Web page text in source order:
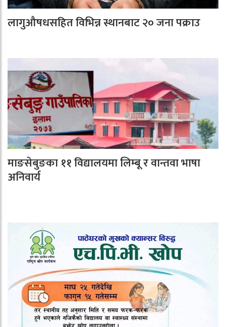
लागुऔषधसहित विभिन्न स्थानबाट २० जना पक्राउ
माङसेबुङका ११ विद्यालयमा लिम्बू र वान्तवा भाषा
अनिवार्य